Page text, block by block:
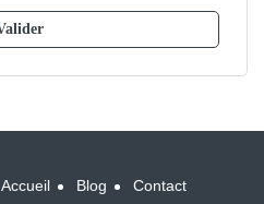
Accueil Blog Contact